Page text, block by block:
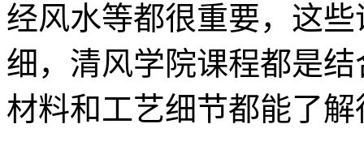
经风水等都很重要，这
细，清风学院课程都是
材料和工艺细节都能了